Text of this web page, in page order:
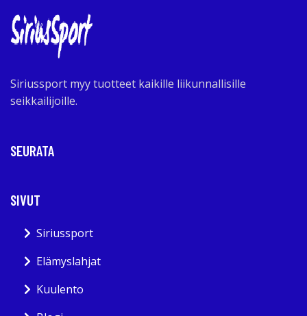
Siriussport myy tuotteet kaikille liikunnallisille
seikkailijoille.
SEURATA
SIVUT
Siriussport
Elämyslahjat
Kuulento